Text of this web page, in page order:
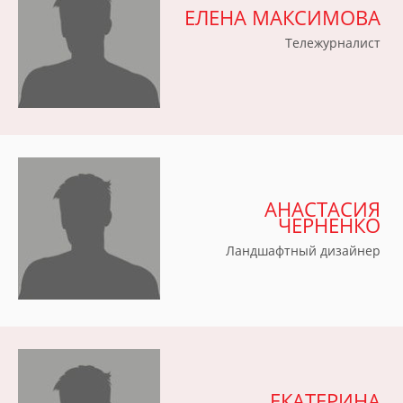
ЕЛЕНА МАКСИМОВА
Тележурналист
АНАСТАСИЯ
ЧЕРНЕНКО
Ландшафтный дизайнер